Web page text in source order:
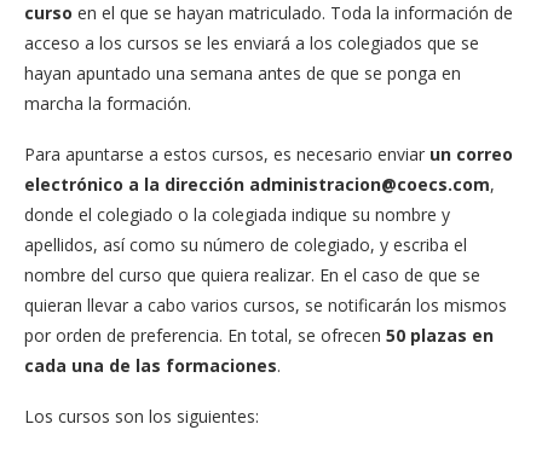
curso en el que se hayan matriculado. Toda la información de
acceso a los cursos se les enviará a los colegiados que se
hayan apuntado una semana antes de que se ponga en
marcha la formación.
Para apuntarse a estos cursos, es necesario enviar un correo
electrónico a la dirección administracion@coecs.com,
donde el colegiado o la colegiada indique su nombre y
apellidos, así como su número de colegiado, y escriba el
nombre del curso que quiera realizar. En el caso de que se
quieran llevar a cabo varios cursos, se notificarán los mismos
por orden de preferencia. En total, se ofrecen 50 plazas en
cada una de las formaciones.
Los cursos son los siguientes: